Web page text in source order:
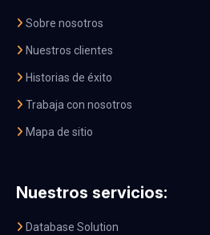
Sobre nosotros
Nuestros clientes
Historias de éxito
Trabaja con nosotros
Mapa de sitio
Nuestros servicios:
Database Solution